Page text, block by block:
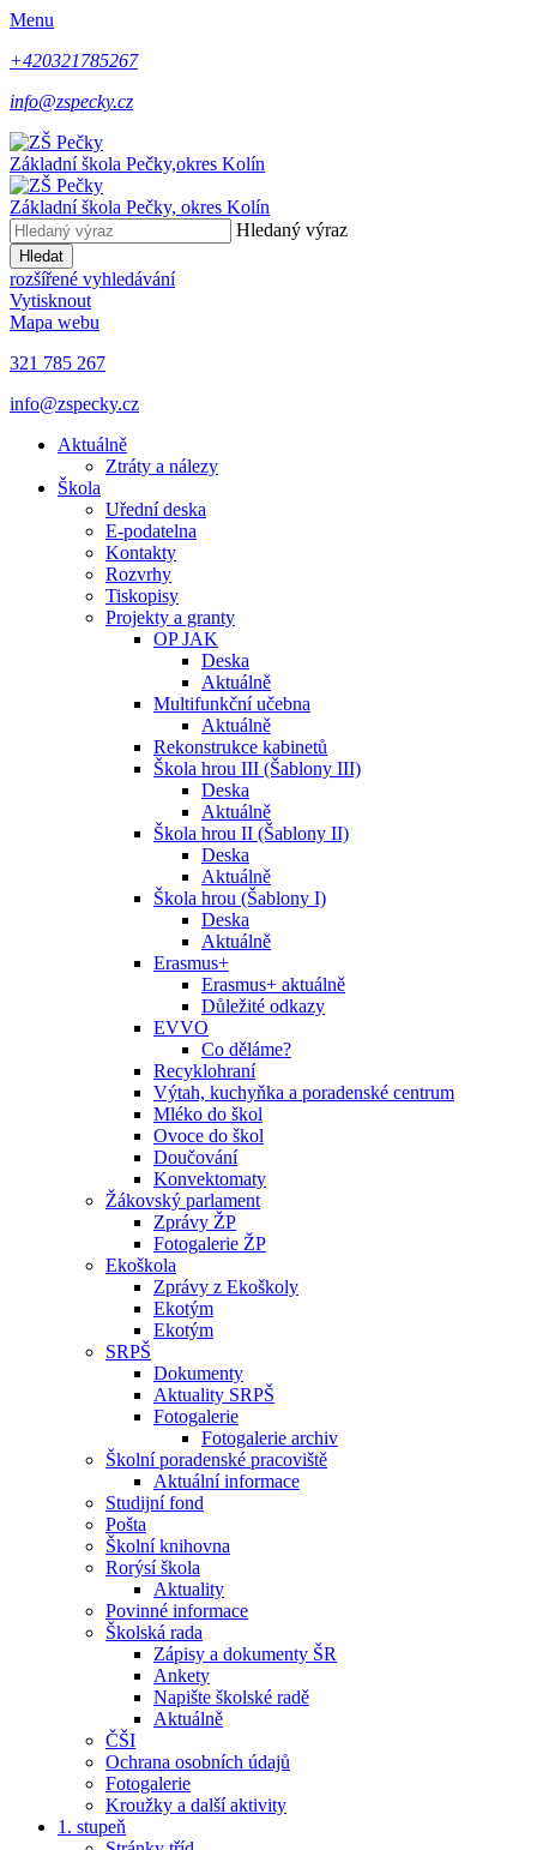
Menu
+420321785267
info@zspecky.cz
Základní škola Pečky,okres Kolín
Základní škola Pečky, okres Kolín
Hledaný výraz
Hledat
rozšířené vyhledávání
Vytisknout
Mapa webu
321 785 267
info@zspecky.cz
Aktuálně
Ztráty a nálezy
Škola
Uřední deska
E-podatelna
Kontakty
Rozvrhy
Tiskopisy
Projekty a granty
OP JAK
Deska
Aktuálně
Multifunkční učebna
Aktuálně
Rekonstrukce kabinetů
Škola hrou III (Šablony III)
Deska
Aktuálně
Škola hrou II (Šablony II)
Deska
Aktuálně
Škola hrou (Šablony I)
Deska
Aktuálně
Erasmus+
Erasmus+ aktuálně
Důležité odkazy
EVVO
Co děláme?
Recyklohraní
Výtah, kuchyňka a poradenské centrum
Mléko do škol
Ovoce do škol
Doučování
Konvektomaty
Žákovský parlament
Zprávy ŽP
Fotogalerie ŽP
Ekoškola
Zprávy z Ekoškoly
Ekotým
Ekotým
SRPŠ
Dokumenty
Aktuality SRPŠ
Fotogalerie
Fotogalerie archiv
Školní poradenské pracoviště
Aktuální informace
Studijní fond
Pošta
Školní knihovna
Rorýsí škola
Aktuality
Povinné informace
Školská rada
Zápisy a dokumenty ŠR
Ankety
Napište školské radě
Aktuálně
ČŠI
Ochrana osobních údajů
Fotogalerie
Kroužky a další aktivity
1. stupeň